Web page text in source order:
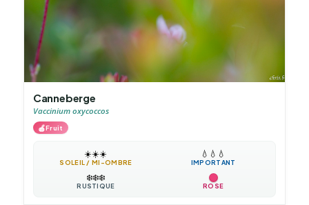
Canneberge
Vaccinium oxycoccos
🍎Fruit
☀️☀️☀️
SOLEIL / MI-OMBRE
💧 💧 💧
IMPORTANT
❄️❄️❄️
RUSTIQUE ROSE